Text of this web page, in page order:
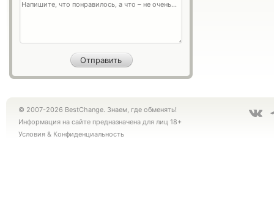
© 2007-2026 BestChange. Знаем, где обменять!
Информация на сайте предназначена для лиц 18+
Условия & Конфиденциальность